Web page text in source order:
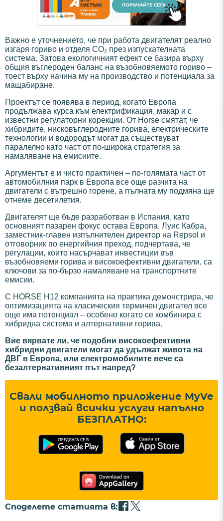
Важно е уточнението, че при работа двигателят реално
изгаря гориво и отделя CO₂ през изпускателната
система. Затова екологичният ефект се базира върху
общия въглероден баланс на възобновяемото гориво –
тоест върху начина му на производство и потенциала за
мащабиране.
Проектът се появява в период, когато Европа
продължава курса към електрификация, макар и с
известни регулаторни корекции. От Horse смятат, че
хибридите, нисковъглеродните горива, електрическите
технологии и водородът могат да съществуват
паралелно като част от по-широка стратегия за
намаляване на емисиите.
Аргументът е и чисто практичен – по-голямата част от
автомобилния парк в Европа все още разчита на
двигатели с вътрешно горене, а пълната му подмяна ще
отнеме десетилетия.
Двигателят ще бъде разработван в Испания, като
основният пазарен фокус остава Европа. Луис Кабра,
заместник-главен изпълнителен директор на Repsol и
отговорник по енергийния преход, подчертава, че
регулации, които насърчават инвестиции във
възобновяеми горива и високоефективни двигатели, са
ключови за по-бързо намаляване на транспортните
емисии.
С HORSE H12 компанията на практика демонстрира, че
оптимизацията на класическия термичен двигател все
още има потенциал – особено когато се комбинира с
хибридна система и алтернативни горива.
Вие вярвате ли, че подобни високоефективни
хибридни двигатели могат да удължат живота на
ДВГ в Европа, или електромобилите вече са
безалтернативният път напред?
Свали мобилното приложение MyVe
и ползвай всички услуги напълно
БЕЗПЛАТНО:
Споделете статията в: